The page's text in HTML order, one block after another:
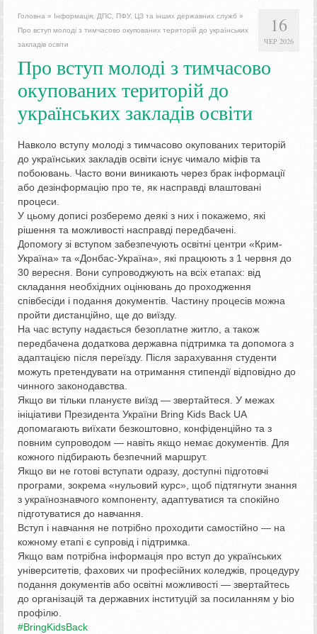
16
ЧЕР 2026
Головна » Інформація, ДПС, ПФУ, ЦЗ та інших державних служб »
Про вступ молоді з тимчасово окупованих територій до українських
закладів освіти
Про вступ молоді з тимчасово
окупованих територій до
українських закладів освіти
Навколо вступу молоді з тимчасово окупованих територій
до українських закладів освіти існує чимало міфів та
побоювань. Часто вони виникають через брак інформації
або дезінформацію про те, як насправді влаштовані
процеси.
У цьому дописі розберемо деякі з них і покажемо, які
рішення та можливості насправді передбачені.
Допомогу зі вступом забезпечують освітні центри «Крим-
Україна» та «Донбас-Україна», які працюють з 1 червня до
30 вересня. Вони супроводжують на всіх етапах: від
складання необхідних оцінювань до проходження
співбесіди і подання документів. Частину процесів можна
пройти дистанційно, ще до виїзду.
На час вступу надається безоплатне житло, а також
передбачена додаткова державна підтримка та допомога з
адаптацією після переїзду. Після зарахування студенти
можуть претендувати на отримання стипендії відповідно до
чинного законодавства.
Якщо ви тільки плануєте виїзд — звертайтеся. У межах
ініціативи Президента України Bring Kids Back UA
допомагають виїхати безкоштовно, конфіденційно та з
повним супроводом — навіть якщо немає документів. Для
кожного підбирають безпечний маршрут.
Якщо ви не готові вступати одразу, доступні підготовчі
програми, зокрема «нульовий курс», щоб підтягнути знання
з українознавчого компоненту, адаптуватися та спокійно
підготуватися до навчання.
Вступ і навчання не потрібно проходити самостійно — на
кожному етапі є супровід і підтримка.
Якщо вам потрібна інформація про вступ до українських
університетів, фахових чи професійних коледжів, процедуру
подання документів або освітні можливості — звертайтесь
до організацій та державних інституцій за посиланням у bio
профілю.
#BringKidsBack